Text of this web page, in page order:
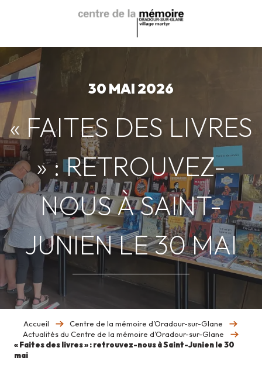
principal
30 MAI 2026
« FAITES DES LIVRES
» : RETROUVEZ-
NOUS À SAINT-
JUNIEN LE 30 MAI
Accueil
Centre de la mémoire d’Oradour-sur-Glane
Actualités du Centre de la mémoire d’Oradour-sur-Glane
« Faites des livres » : retrouvez-nous à Saint-Junien le 30
mai